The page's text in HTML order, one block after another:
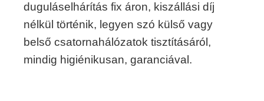
duguláselhárítás fix áron, kiszállási díj
nélkül történik, legyen szó külső vagy
belső csatornahálózatok tisztításáról,
mindig higiénikusan, garanciával.